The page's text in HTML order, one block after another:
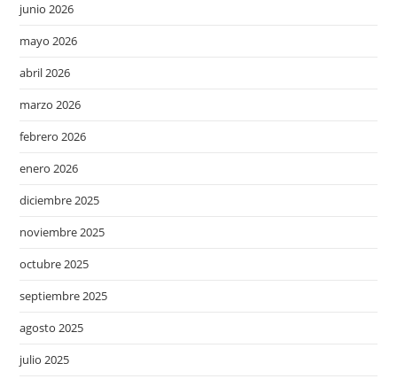
junio 2026
mayo 2026
abril 2026
marzo 2026
febrero 2026
enero 2026
diciembre 2025
noviembre 2025
octubre 2025
septiembre 2025
agosto 2025
julio 2025